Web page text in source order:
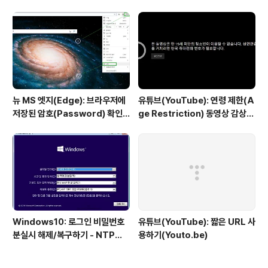
뉴 MS 엣지(Edge): 브라우저에
저장된 암호(Password) 확인
유튜브(YouTube): 연령 제한(A
ge Restriction) 동영상 감상하
Windows10: 로그인 비밀번호
분실시 해제/복구하기 - NTPWE
유튜브(YouTube): 짧은 URL 사
용하기(Youto.be)